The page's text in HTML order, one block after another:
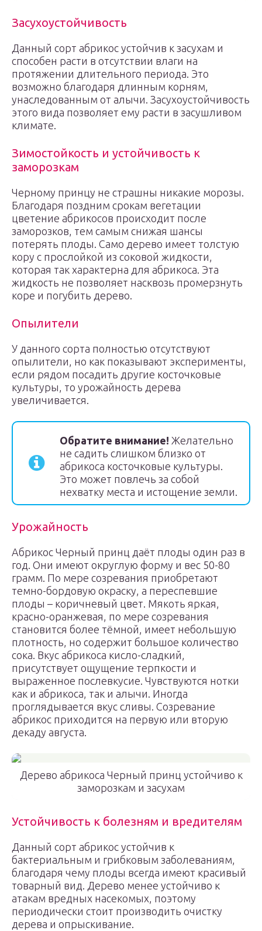
Засухоустойчивость
Данный сорт абрикос устойчив к засухам и
способен расти в отсутствии влаги на
протяжении длительного периода. Это
возможно благодаря длинным корням,
унаследованным от алычи. Засухоустойчивость
этого вида позволяет ему расти в засушливом
климате.
Зимостойкость и устойчивость к
заморозкам
Черному принцу не страшны никакие морозы.
Благодаря поздним срокам вегетации
цветение абрикосов происходит после
заморозков, тем самым снижая шансы
потерять плоды. Само дерево имеет толстую
кору с прослойкой из соковой жидкости,
которая так характерна для абрикоса. Эта
жидкость не позволяет насквозь промерзнуть
коре и погубить дерево.
Опылители
У данного сорта полностью отсутствуют
опылители, но как показывают эксперименты,
если рядом посадить другие косточковые
культуры, то урожайность дерева
увеличивается.
Обратите внимание! Желательно
не садить слишком близко от
абрикоса косточковые культуры.
Это может повлечь за собой
нехватку места и истощение земли.
Урожайность
Абрикос Черный принц даёт плоды один раз в
год. Они имеют округлую форму и вес 50-80
грамм. По мере созревания приобретают
темно-бордовую окраску, а переспевшие
плоды – коричневый цвет. Мякоть яркая,
красно-оранжевая, по мере созревания
становится более тёмной, имеет небольшую
плотность, но содержит большое количество
сока. Вкус абрикоса кисло-сладкий,
присутствует ощущение терпкости и
выраженное послевкусие. Чувствуются нотки
как и абрикоса, так и алычи. Иногда
проглядывается вкус сливы. Созревание
абрикос приходится на первую или вторую
декаду августа.
Дерево абрикоса Черный принц устойчиво к
заморозкам и засухам
Устойчивость к болезням и вредителям
Данный сорт абрикос устойчив к
бактериальным и грибковым заболеваниям,
благодаря чему плоды всегда имеют красивый
товарный вид. Дерево менее устойчиво к
атакам вредных насекомых, поэтому
периодически стоит производить очистку
дерева и опрыскивание.